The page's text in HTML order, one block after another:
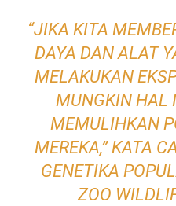
“JIKA KITA
DAYA DAN ALAT
MELAKUKAN
MUNGKIN HAL
MEMULIHKAN
MEREKA,” KATA
GENETIKA
ZOO